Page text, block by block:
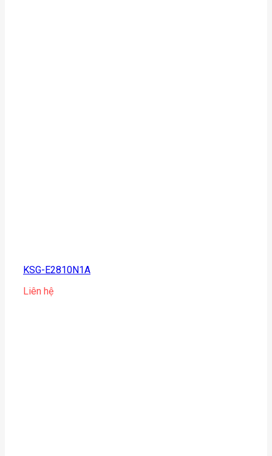
KSG-E2810N1A
Liên hệ